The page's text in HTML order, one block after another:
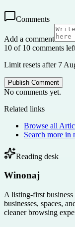
Comments
Add a comment
10 of 10 comments
Limit resets after 7
Publish Comment
No comments yet.
Related links
Browse all
Search more in
Reading desk
Winonaj
A listing-first
businesses, spaces,
cleaner browsing